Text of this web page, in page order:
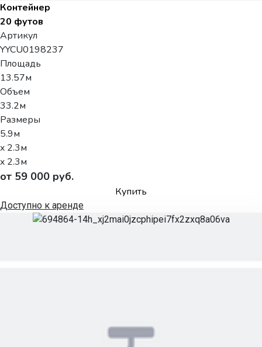
Контейнер
20 футов
Артикул
YYCU0198237
Площадь
13.57м
Объем
33.2м
Размеры
5.9м
x 2.3м
x 2.3м
от 59 000 руб.
Купить
Доступно к аренде